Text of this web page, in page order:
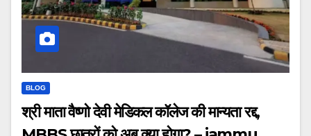
BLOG
श्री माता वैष्णो देवी मेडिकल कॉलेज की मान्यता रद्द,